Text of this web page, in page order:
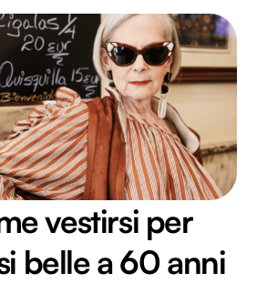
vestirsi per
belle a 60 anni